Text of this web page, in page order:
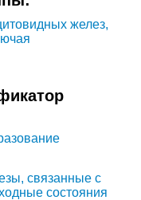
желез,
связанные с
состояния